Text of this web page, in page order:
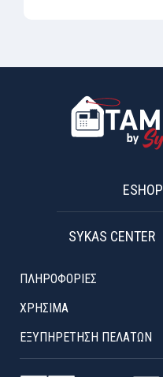
ESHOP
SYKAS CENTER
ΠΛΗΡΟΦΟΡΙΕΣ
ΧΡΉΣΙΜΑ
ΕΞΥΠΗΡΈΤΗΣΗ ΠΕΛΑΤΏΝ